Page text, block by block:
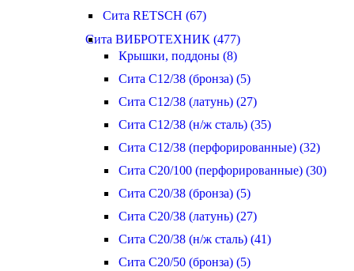
Сита RETSCH (67)
Сита ВИБРОТЕХНИК (477)
Крышки, поддоны (8)
Сита С12/38 (бронза) (5)
Сита С12/38 (латунь) (27)
Сита С12/38 (н/ж сталь) (35)
Сита С12/38 (перфорированные) (32)
Сита С20/100 (перфорированные) (30)
Сита С20/38 (бронза) (5)
Сита С20/38 (латунь) (27)
Сита С20/38 (н/ж сталь) (41)
Сита С20/50 (бронза) (5)